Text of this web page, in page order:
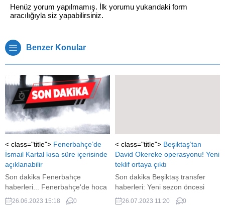
Henüz yorum yapılmamış. İlk yorumu yukarıdaki form
aracılığıyla siz yapabilirsiniz.
Benzer Konular
< class="title"> Fenerbahçe’de
İsmail Kartal kısa süre içerisinde
açıklanabilir
Son dakika Fenerbahçe
haberleri... Fenerbahçe'de hoca
meçhullüğü son buluyor. A
26.06.2023 15:18 0
< class="title"> Beşiktaş’tan
David Okereke operasyonu! Yeni
teklif ortaya çıktı
Son dakika Beşiktaş transfer
haberleri: Yeni sezon öncesi
takımını Daniel Amartey ve Jean
26.07.2023 11:20 0